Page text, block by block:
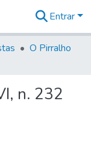
Entrar
O Pirralho
n. 232